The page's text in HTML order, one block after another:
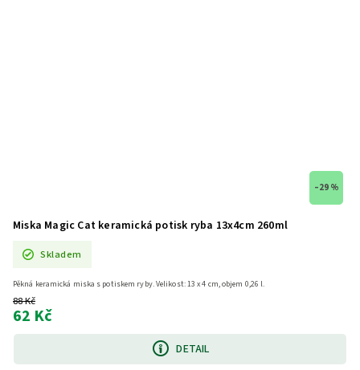
–29 %
Miska Magic Cat keramická potisk ryba 13x4cm 260ml
Skladem
88 Kč
62 Kč
DETAIL
Pěkná keramická miska s potiskem ryby. Velikost: 13 x 4 cm, objem 0,26 l.